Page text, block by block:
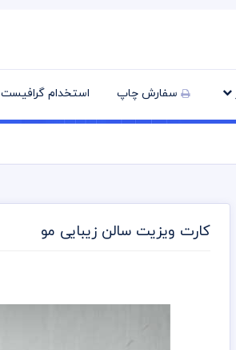
سفارش چاپ استخدام گرافیست
کارت ویزیت سالن زیبایی مو